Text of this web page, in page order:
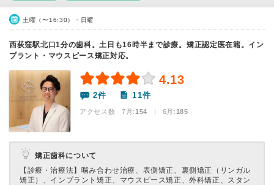
土曜（〜16:30）・日曜
西荻窪駅北口1分の歯科。土日も16時半まで診療。矯正認定医在籍。イン
プラント・マウスピース矯正対応。
4.13
2件 11件
アクセス数 7月:154 | 6月:185
矯正歯科について
【診療・治療法】 噛み合わせ治療、表側矯正、裏側矯正（リンガル
矯正）、インプラント矯正、マウスピース矯正、外科矯正、スタン